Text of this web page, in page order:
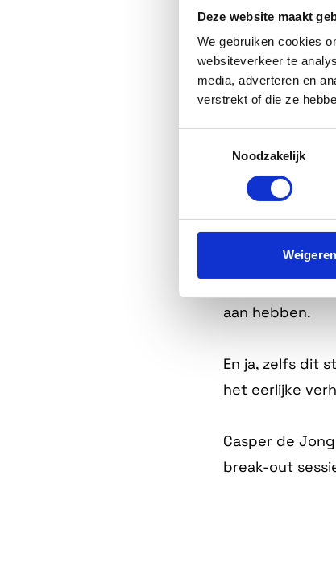
Deze website maakt
We gebruiken cookies
websiteverkeer te
media, adverteren en
verstrekt of die ze
Noodzakelijk
Weigeren
real-time
chipproductie,
Maar laten we
grap zonder
waarde
verhaal met
aan hebben.
En ja, zelfs dit
het eerlijke
Casper de
break-out